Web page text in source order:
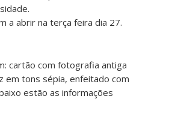
a abrir na terça feira dia 27.
cartão com fotografia antiga
em tons sépia, enfeitado com
estão as informações